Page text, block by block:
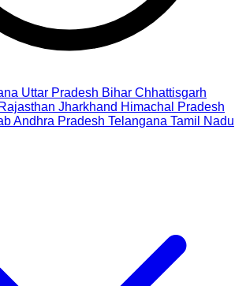
Uttar Pradesh Bihar Chhattisgarh
Rajasthan Jharkhand Himachal Pradesh
Andhra Pradesh Telangana Tamil Nadu